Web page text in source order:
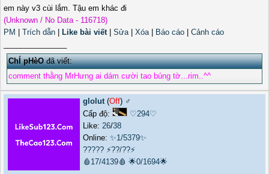
em này v3 cùi lắm. Tậu em khác đi
(Unknown / No Data - 116718)
PM
Trích dẫn Like bài viết| Sửa| Xóa| Báo cáo
Cảnh cáo
ChÍ pHèOđã viết:
comment thằng MrHưng ai dám cười tao búng tờ...rim..^^
glolut(Off) ♂️
Cấp độ:
♡294♡
Like: 26/38
Online: ✨1/5379✨
????? ⚡??/??⚡
🩸17/4139🩸 🌟0/1694🌟